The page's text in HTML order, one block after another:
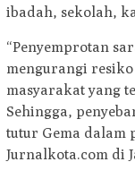
ibadah, sekolah,
“Penyemprotan
mengurangi resiko
masyarakat yang
Sehingga,
tutur Gema dalam
Jurnalkota.com di